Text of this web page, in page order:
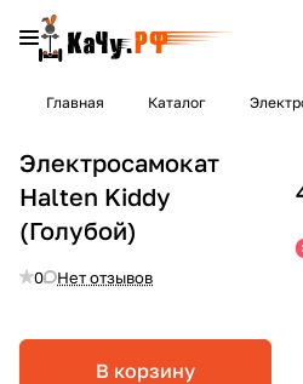
Главная Каталог
Электросамокат
Halten Kiddy
(Голубой)
0 Нет отзывов
В корзину